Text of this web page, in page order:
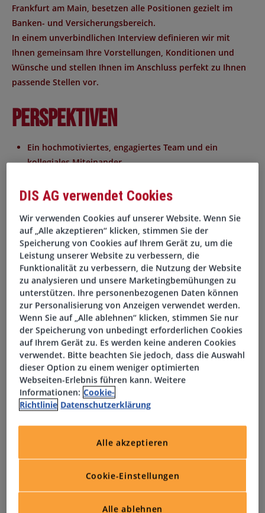
Frankfurt am Main, besetzen alle Positionen gezielt im
Banken- und Versicherungsbereich.
In einem unverbindlichen Interview definieren wir mit
Ihnen gemeinsam Ihre Vorstellungen, Konditionen und
Wünsche und stellen Ihnen im Anschluss perfekt zu Ihnen
passende Stellen vor.
Perspektiven
Ein hochmotiviertes, engagiertes Team und ein
kollegiales Miteinander
Individuelle Entwicklungschancen
Attraktives Fixgehalt
Teilnahme an regelmäßigen Teamevents
Flache Hierarchien
Aufgaben
Abwicklung anfallender administrativer Aufgaben
Pflege der Stammdaten im internen EDV-System
Bearbeitung von Kundenanfragen
DIS AG verwendet Cookies
Wir verwenden Cookies auf unserer Website. Wenn Sie
auf „Alle akzeptieren“ klicken, stimmen Sie der
Speicherung von Cookies auf Ihrem Gerät zu, um die
Leistung unserer Website zu verbessern, die
Funktionalität zu verbessern, die Nutzung der Website
zu analysieren und unsere Marketingbemühungen zu
unterstützen. Ihre personenbezogenen Daten können
zur Personalisierung von Anzeigen verwendet werden.
Wenn Sie auf „Alle ablehnen“ klicken, stimmen Sie nur
der Speicherung von unbedingt erforderlichen Cookies
auf Ihrem Gerät zu. Es werden keine anderen Cookies
verwendet. Bitte beachten Sie jedoch, dass die Auswahl
dieser Option zu einem weniger optimierten
Webseiten-Erlebnis führen kann. Weitere
Informationen: Cookie-
Richtlinie Datenschutzerklärung
Cookie-Einstellungen
Alle ablehnen
Alle akzeptieren